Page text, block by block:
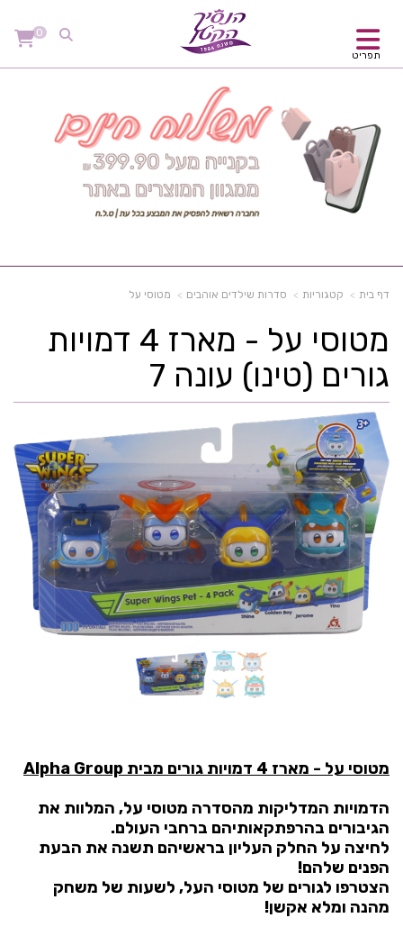
תפריט
0
דף בית קטגוריות סדרות שילדים אוהבים מטוסי על
מטוסי על - מארז 4 דמויות
גורים (טינו) עונה 7
מטוסי על - מארז 4 דמויות גורים מבית Alpha Group
הדמויות המדליקות מהסדרה מטוסי על, המלוות את
הגיבורים בהרפתקאותיהם ברחבי העולם.
לחיצה על החלק העליון בראשיהם תשנה את הבעת
הפנים שלהם!
הצטרפו לגורים של מטוסי העל, לשעות של משחק
מהנה ומלא אקשן!